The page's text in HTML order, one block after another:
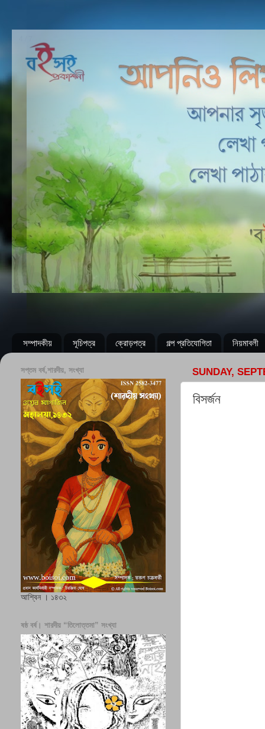
সম্পাদকীয় সূচিপত্র ক্রোড়পত্র গল্প প্রতিযোগিতা নিয়মাবলী
SUNDAY,
বিসর্জন
সপ্তম বর্ষ,শারদীয়, সংখ্যা
আশ্বিন । ১৪৩২
ষষ্ঠ বর্ষ। শারদীয় “তিলোত্তমা” সংখ্যা